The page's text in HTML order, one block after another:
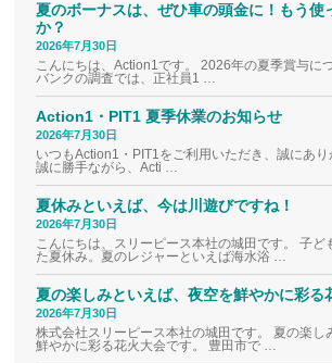
夏のボーナスは、ぜひ車の頭金に！もう使
か？
2026年7月30日
こんにちは、Action1です。 2026年の夏季賞与に
バンクの調査では、正社員1 …
Action1・PIT1 夏季休業のお知らせ
2026年7月30日
いつもAction1・PIT1をご利用いただき、誠にあり
誠に勝手ながら、Acti …
夏休みといえば、今は川遊びですね！
2026年7月30日
こんにちは、スリーピース本社の城田です。 子ど
た夏休み。夏のレジャーといえば海水浴 …
夏の楽しみといえば、夜空を鮮やかに彩る
2026年7月30日
株式会社スリーピース本社の城田です。 夏の楽し
鮮やかに彩る花火大会です。 豊田市で …